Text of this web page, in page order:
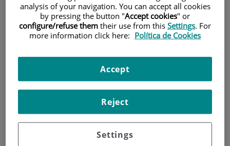
Teléfono de atención al usuario
900 301 013
analysis of your navigation. You can accept all cookies
by pressing the button "Accept cookies" or
configure/refuse them their use from this Settings. For
more information click here: Política de Cookies
Settings
Reject
Accept